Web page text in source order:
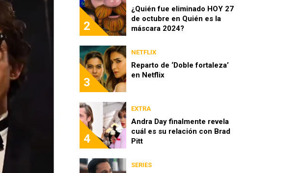
2
¿Quién fue eliminado HOY 27
de octubre en Quién es la
máscara 2024?
3
NETFLIX
Reparto de ‘Doble fortaleza’
en Netflix
4
EXTRA
Andra Day finalmente revela
cuál es su relación con Brad
Pitt
SERIES